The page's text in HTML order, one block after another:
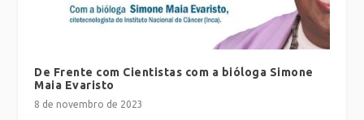
De Frente com Cientistas com a bióloga Simone
Maia Evaristo
8 de novembro de 2023